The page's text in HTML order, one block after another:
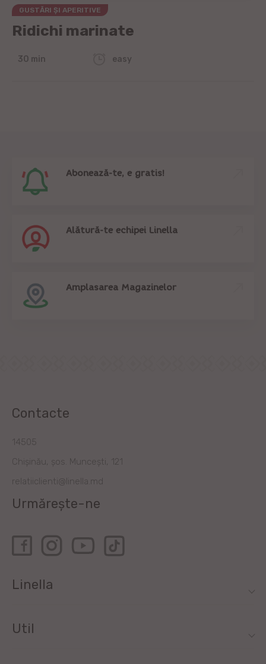
GUSTĂRI ȘI APERITIVE
Ridichi marinate
30 min easy
Abonează-te, e gratis!
Alătură-te echipei Linella
Amplasarea Magazinelor
Contacte
14505
Chișinău, șos. Muncești, 121
relatiiclienti@linella.md
Urmărește-ne
Linella
Util